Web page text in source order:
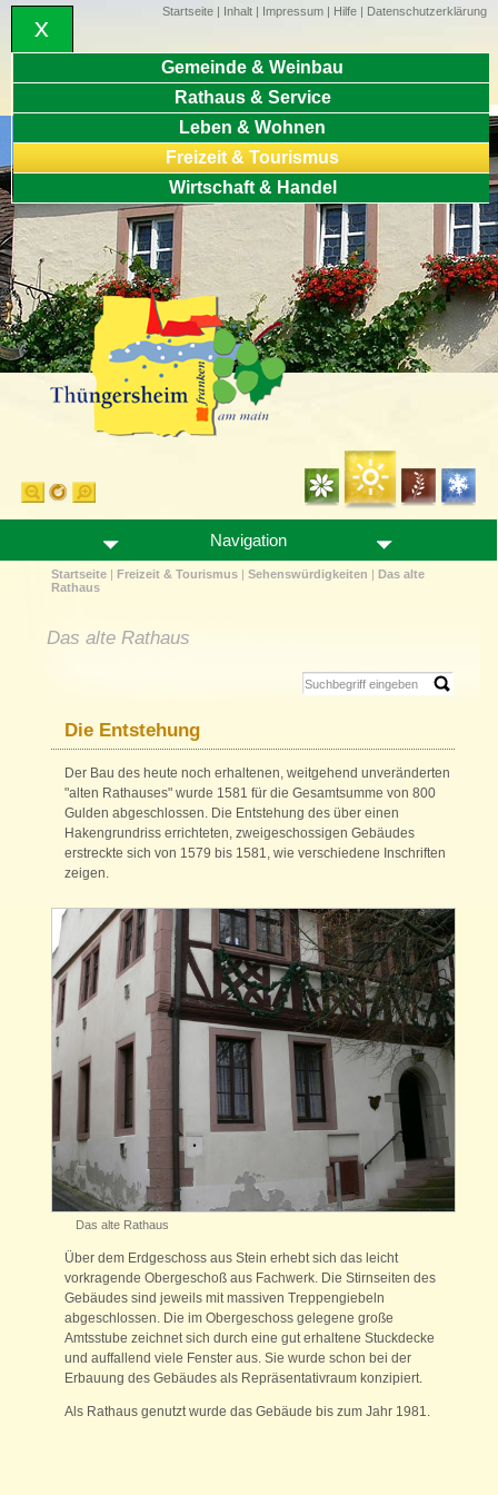
Startseite | Inhalt | Impressum | Hilfe | Datenschutzerklärung
Gemeinde & Weinbau
Rathaus & Service
Leben & Wohnen
Freizeit & Tourismus
Wirtschaft & Handel
Navigation
Startseite | Freizeit & Tourismus |Sehenswürdigkeiten | Das alte
Rathaus
Das alte Rathaus
Die Entstehung
Der Bau des heute noch erhaltenen, weitgehend unveränderten
"alten Rathauses" wurde 1581 für die Gesamtsumme von 800
Gulden abgeschlossen. Die Entstehung des über einen
Hakengrundriss errichteten, zweigeschossigen Gebäudes
erstreckte sich von 1579 bis 1581, wie verschiedene Inschriften
zeigen.
Das alte Rathaus
Über dem Erdgeschoss aus Stein erhebt sich das leicht
vorkragende Obergeschoß aus Fachwerk. Die Stirnseiten des
Gebäudes sind jeweils mit massiven Treppengiebeln
abgeschlossen. Die im Obergeschoss gelegene große
Amtsstube zeichnet sich durch eine gut erhaltene Stuckdecke
und auffallend viele Fenster aus. Sie wurde schon bei der
Erbauung des Gebäudes als Repräsentativraum konzipiert.
Als Rathaus genutzt wurde das Gebäude bis zum Jahr 1981.